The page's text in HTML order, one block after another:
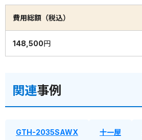
費用総額（税込）
148,500円
関連事例
GTH-2035SAWX 十一屋